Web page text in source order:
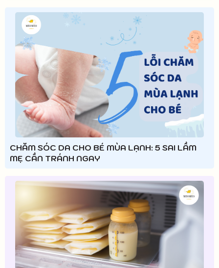
CHĂM SÓC DA CHO BÉ MÙA LẠNH: 5 SAI LẦM
MẸ CẦN TRÁNH NGAY